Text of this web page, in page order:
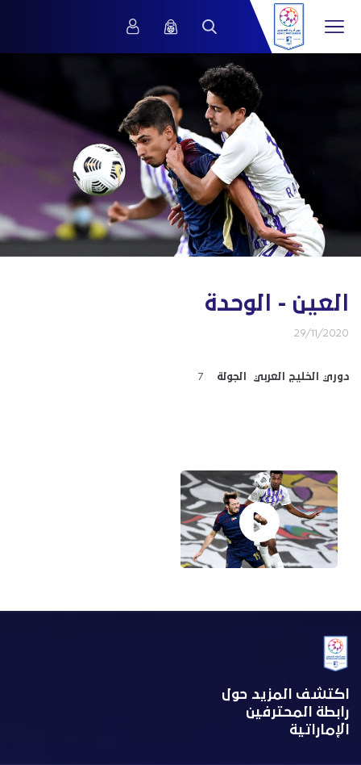
العين - الوحدة
29/11/2020
دوري الخليج العربي الجولة 7
اكتشف المزيد حول
رابطة المحترفين
الإماراتية